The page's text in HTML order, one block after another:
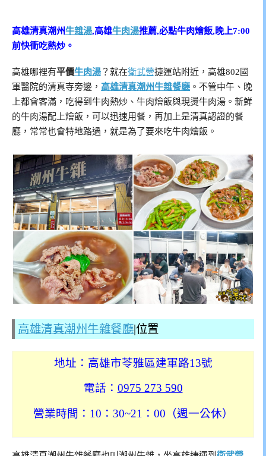
高雄清真潮州牛雜湯,高雄牛肉湯推薦,必點牛肉燴飯,晚上7:00
前快衝吃熱炒。
高雄哪裡有平價牛肉湯 ？就在衛武營捷運站附近，高雄802國
軍醫院的清真寺旁邊， 高雄清真潮州牛雜餐廳 。不管中午、晚
上都會客滿，吃得到牛肉熱炒、牛肉燴飯與現燙牛肉湯。新鮮
的牛肉湯配上燴飯，可以迅速用餐，再加上是清真認證的餐
廳，常常也會特地路過，就是為了要來吃牛肉燴飯。
高雄清真潮州牛雜餐廳|位置
地址：高雄市苓雅區建軍路13號
電話： 0975 273 590
營業時間：10：30~21：00（週一公休）